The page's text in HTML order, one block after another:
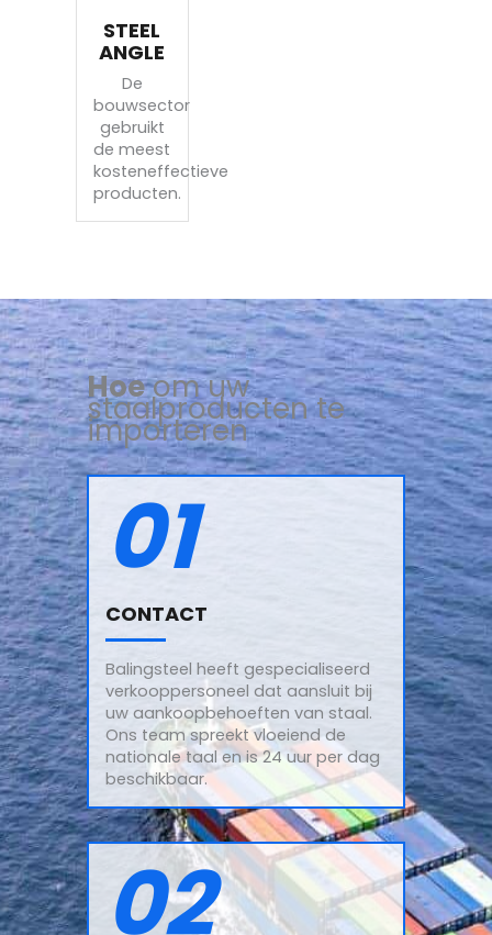
STEEL
ANGLE
De
bouwsector
gebruikt
de meest
kosteneffectieve
producten.
Hoeom uw
staalproducten te
importeren
01
CONTACT
Balingsteel heeft gespecialiseerd
verkooppersoneel dat aansluit bij
uw aankoopbehoeften van staal.
Ons team spreekt vloeiend de
nationale taal en is 24 uur per dag
beschikbaar.
02